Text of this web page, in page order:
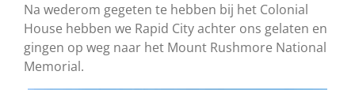
Na wederom gegeten te hebben bij het Colonial
House hebben we Rapid City achter ons gelaten en
gingen op weg naar het Mount Rushmore National
Memorial.